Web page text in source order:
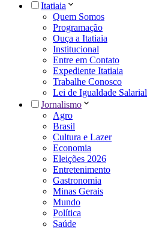
Itatiaia
Quem Somos
Programação
Ouça a Itatiaia
Institucional
Entre em Contato
Expediente Itatiaia
Trabalhe Conosco
Lei de Igualdade Salarial
Jornalismo
Agro
Brasil
Cultura e Lazer
Economia
Eleições 2026
Entretenimento
Gastronomia
Minas Gerais
Mundo
Política
Saúde